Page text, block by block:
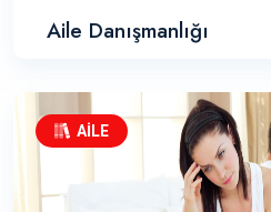
Aile Danışmanlığı
AİLE